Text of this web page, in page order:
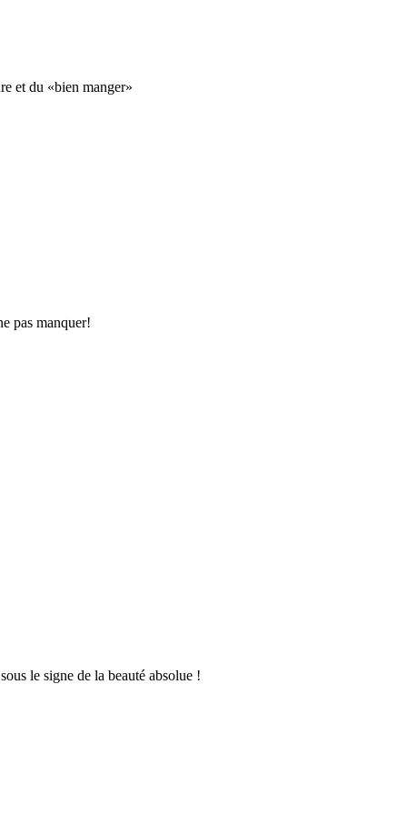
et du «bien manger»
pas manquer!
le signe de la beauté absolue !